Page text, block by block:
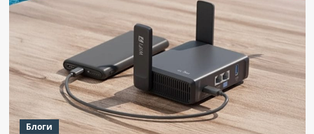
Блоги